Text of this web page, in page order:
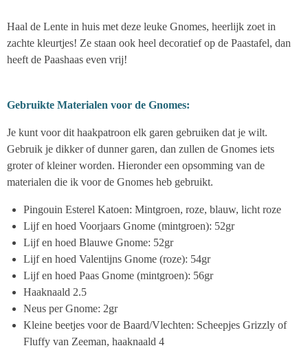
Haal de Lente in huis met deze leuke Gnomes, heerlijk zoet in
zachte kleurtjes! Ze staan ook heel decoratief op de Paastafel, dan
heeft de Paashaas even vrij!
Gebruikte Materialen voor de Gnomes:
Je kunt voor dit haakpatroon elk garen gebruiken dat je wilt.
Gebruik je dikker of dunner garen, dan zullen de Gnomes iets
groter of kleiner worden. Hieronder een opsomming van de
materialen die ik voor de Gnomes heb gebruikt.
Pingouin Esterel Katoen: Mintgroen, roze, blauw, licht roze
Lijf en hoed Voorjaars Gnome (mintgroen): 52gr
Lijf en hoed Blauwe Gnome: 52gr
Lijf en hoed Valentijns Gnome (roze): 54gr
Lijf en hoed Paas Gnome (mintgroen): 56gr
Haaknaald 2.5
Neus per Gnome: 2gr
Kleine beetjes voor de Baard/Vlechten: Scheepjes Grizzly of
Fluffy van Zeeman, haaknaald 4